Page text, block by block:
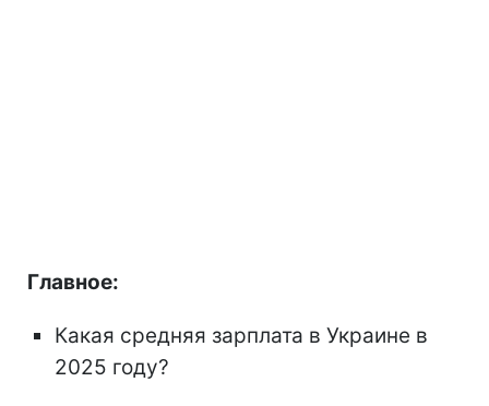
Главное:
Какая средняя зарплата в Украине в
2025 году?